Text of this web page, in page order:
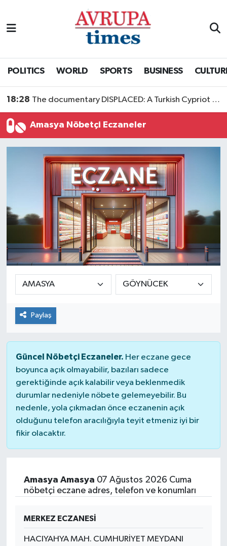
POLITICS WORLD SPORTS BUSINESS
18:28 The documentary DISPLACED: A Turkish Cypriot Story is now available to watch
Amasya Nöbetçi Eczaneler
Paylaş
Güncel Nöbetçi Eczaneler. Her eczane gece
boyunca açık olmayabilir, bazıları sadece
gerektiğinde açık kalabilir veya beklenmedik
durumlar nedeniyle nöbete gelemeyebilir. Bu
nedenle, yola çıkmadan önce eczanenin açık
olduğunu telefon aracılığıyla teyit etmeniz iyi bir
fikir olacaktır.
Amasya Amasya 07 Ağustos 2026 Cuma
nöbetçi eczane adres, telefon ve konumları
MERKEZ ECZANESİ
HACIYAHYA MAH. CUMHURİYET MEYDANI
Nöbetçi Eczaneler
Tüm Manşetler
Son Dakika Haberleri
Haber Arşivi